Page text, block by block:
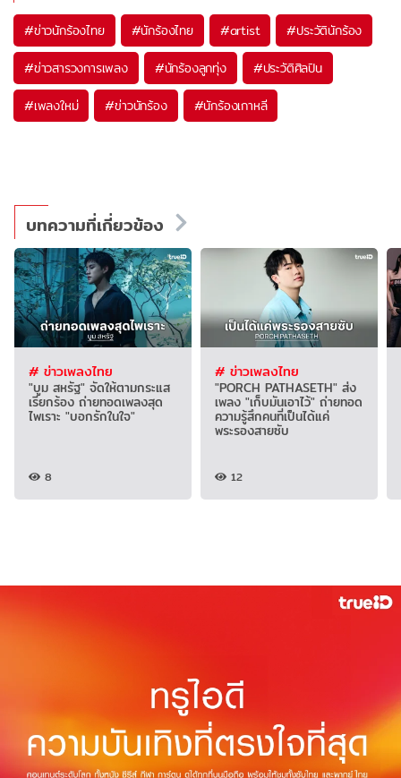
#ข่าวนักร้องไทย #นักร้องไทย #artist #ประวัตินักร้อง
#ข่าวสารวงการเพลง #นักร้องลูกทุ่ง #ประวัติศิลปิน
#เพลงใหม่ #ข่าวนักร้อง #นักร้องเกาหลี
บทความที่เกี่ยวข้อง
# ข่าวเพลงไทย
"บูม สหรัฐ" จัดให้ตามกระแส
เรียกร้อง ถ่ายทอดเพลงสุด
ไพเราะ "บอกรักในใจ"
8
# ข่าวเพลงไทย
"PORCH PATHASETH" ส่ง
เพลง "เก็บมันเอาไว้" ถ่ายทอด
ความรู้สึกคนที่เป็นได้แค่
พระรองสายซับ
12